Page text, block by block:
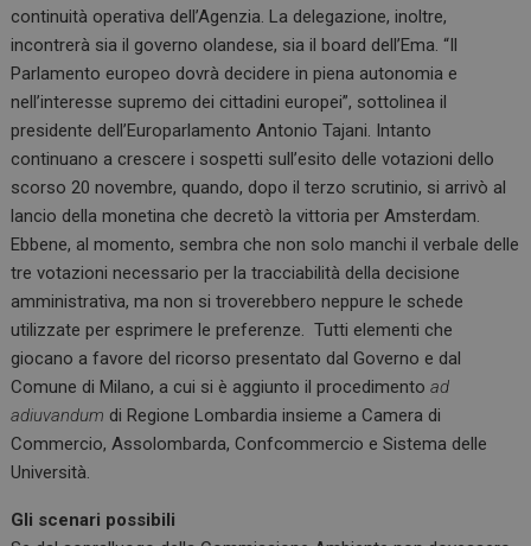
continuità operativa dell’Agenzia. La delegazione, inoltre,
incontrerà sia il governo olandese, sia il board dell’Ema. “Il
Parlamento europeo dovrà decidere in piena autonomia e
nell’interesse supremo dei cittadini europei”, sottolinea il
presidente dell’Europarlamento Antonio Tajani. Intanto
continuano a crescere i sospetti sull’esito delle votazioni dello
scorso 20 novembre, quando, dopo il terzo scrutinio, si arrivò al
lancio della monetina che decretò la vittoria per Amsterdam.
Ebbene, al momento, sembra che non solo manchi il verbale delle
tre votazioni necessario per la tracciabilità della decisione
amministrativa, ma non si troverebbero neppure le schede
utilizzate per esprimere le preferenze. Tutti elementi che
giocano a favore del ricorso presentato dal Governo e dal
Comune di Milano, a cui si è aggiunto il procedimentoad
adiuvandum di Regione Lombardia insieme a Camera di
Commercio, Assolombarda, Confcommercio e Sistema delle
Università.
Gli scenari possibili